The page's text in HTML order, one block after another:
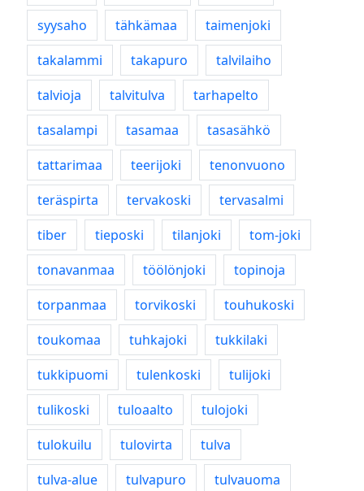
syysaho
tähkämaa
taimenjoki
takalammi
takapuro
talvilaiho
talvioja
talvitulva
tarhapelto
tasalampi
tasamaa
tasasähkö
tattarimaa
teerijoki
tenonvuono
teräspirta
tervakoski
tervasalmi
tiber
tieposki tilanjoki
tom-joki
tonavanmaa
töölönjoki
topinoja
torpanmaa
torvikoski
touhukoski
toukomaa
tuhkajoki
tukkilaki
tukkipuomi
tulenkoski
tulijoki
tulikoski
tuloaalto
tulojoki
tulokuilu
tulovirta
tulva
tulva-alue
tulvapuro
tulvauoma